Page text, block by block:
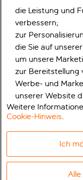
die Leistung und
verbessern;
zur
die Sie auf
um unsere
zur Bereitstellung
Werbe- und
unserer Website
Weitere
Cookie-Hinweis.
Ich